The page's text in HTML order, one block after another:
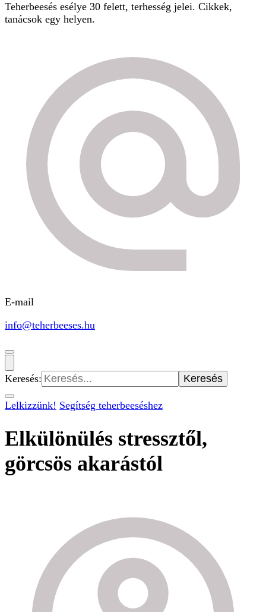
Teherbeesés esélye 30 felett, terhesség jelei. Cikkek,
tanácsok egy helyen.
E-mail
info@teherbeeses.hu
Keresés:
Lelkizzünk! Segítség teherbeeséshez
Elkülönülés stressztől,
görcsös akarástól